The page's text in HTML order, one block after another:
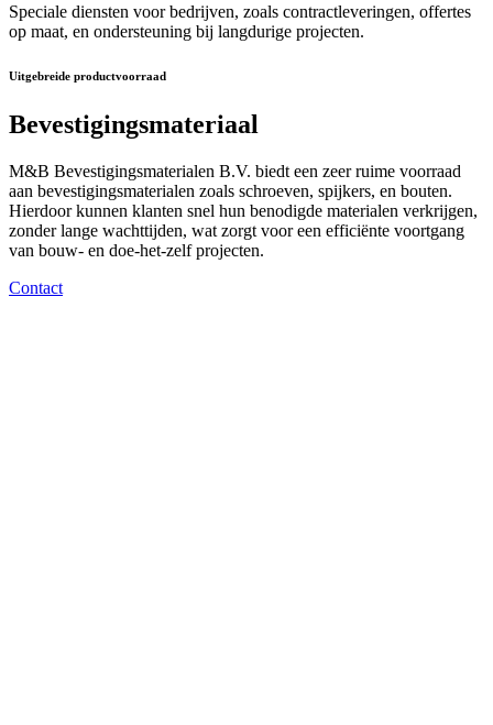
Speciale diensten voor bedrijven, zoals contractleveringen, offertes
op maat, en ondersteuning bij langdurige projecten.
Uitgebreide productvoorraad
Bevestigingsmateriaal
M&B Bevestigingsmaterialen B.V. biedt een zeer ruime voorraad
aan bevestigingsmaterialen zoals schroeven, spijkers, en bouten.
Hierdoor kunnen klanten snel hun benodigde materialen verkrijgen,
zonder lange wachttijden, wat zorgt voor een efficiënte voortgang
van bouw- en doe-het-zelf projecten.
Contact